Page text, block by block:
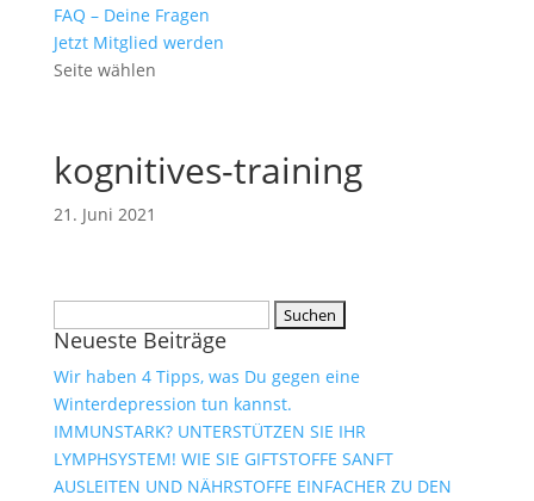
FAQ – Deine Fragen
Jetzt Mitglied werden
Seite wählen
kognitives-training
21. Juni 2021
nach:
Neueste Beiträge
Wir haben 4 Tipps, was Du gegen eine
Winterdepression tun kannst.
IMMUNSTARK? UNTERSTÜTZEN SIE IHR
LYMPHSYSTEM! WIE SIE GIFTSTOFFE SANFT
AUSLEITEN UND NÄHRSTOFFE EINFACHER ZU DEN